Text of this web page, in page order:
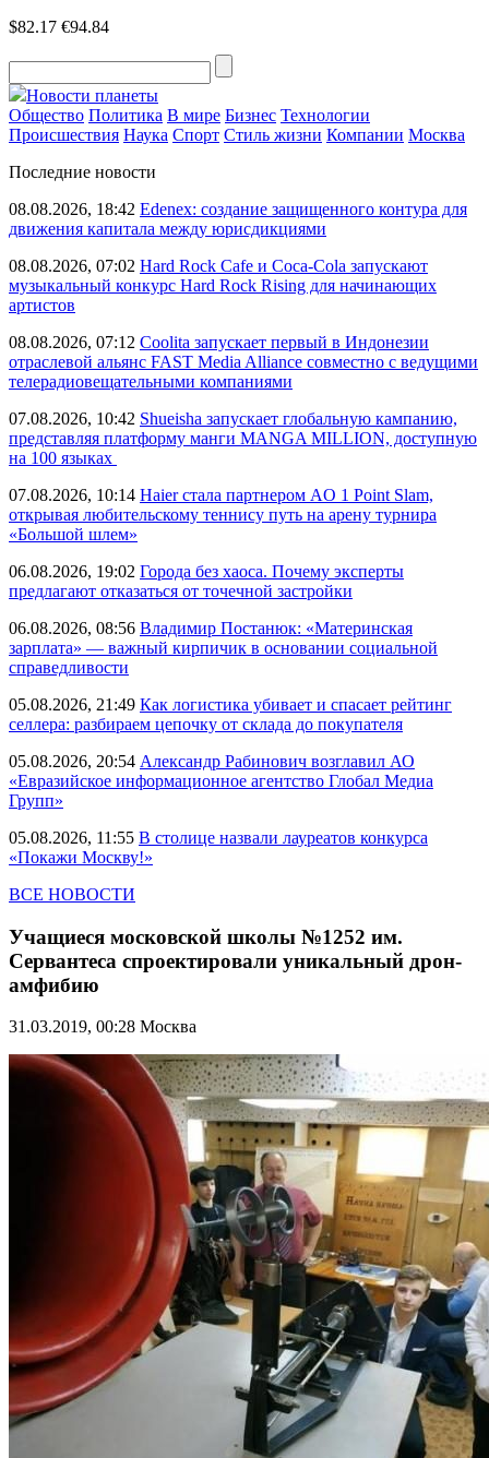
$82.17 €94.84
Новости планеты
Общество Политика В мире Бизнес Технологии
Происшествия Наука Спорт Стиль жизни Компании Москва
Последние новости
08.08.2026, 18:42 Edenex: создание защищенного контура для
движения капитала между юрисдикциями
08.08.2026, 07:02 Hard Rock Cafe и Coca-Cola запускают
музыкальный конкурс Hard Rock Rising для начинающих
артистов
08.08.2026, 07:12 Coolita запускает первый в Индонезии
отраслевой альянс FAST Media Alliance совместно с ведущими
телерадиовещательными компаниями
07.08.2026, 10:42 Shueisha запускает глобальную кампанию,
представляя платформу манги MANGA MILLION, доступную
на 100 языках
07.08.2026, 10:14 Haier стала партнером AO 1 Point Slam,
открывая любительскому теннису путь на арену турнира
«Большой шлем»
06.08.2026, 19:02 Города без хаоса. Почему эксперты
предлагают отказаться от точечной застройки
06.08.2026, 08:56 Владимир Постанюк: «Материнская
зарплата» — важный кирпичик в основании социальной
справедливости
05.08.2026, 21:49 Как логистика убивает и спасает рейтинг
селлера: разбираем цепочку от склада до покупателя
05.08.2026, 20:54 Александр Рабинович возглавил АО
«Евразийское информационное агентство Глобал Медиа
Групп»
05.08.2026, 11:55 В столице назвали лауреатов конкурса
«Покажи Москву!»
ВСЕ НОВОСТИ
Учащиеся московской школы №1252 им.
Сервантеса спроектировали уникальный дрон-
амфибию
31.03.2019, 00:28 Москва